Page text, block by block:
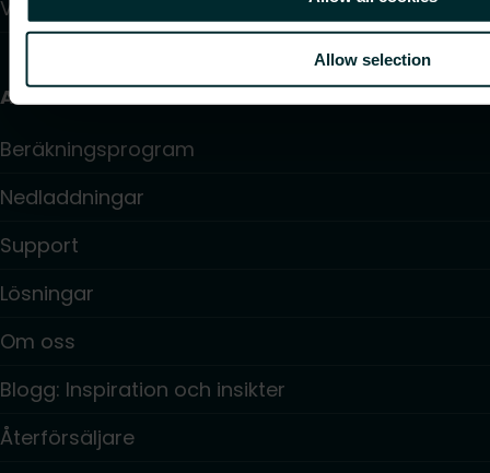
Allow selection
Värmepumpar
Användbara länkar
Beräkningsprogram
Nedladdningar
Support
Lösningar
Om oss
Blogg: Inspiration och insikter
Återförsäljare